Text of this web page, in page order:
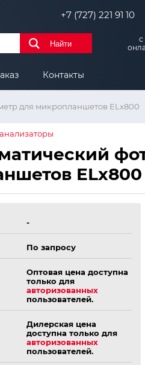
+7 (727) 221 91 10
Найти
с
Контакты
для микропланшетов ELx800
ELx800
-
По запросу
Оптовая цена доступна
только для
авторизованных
пользователей.
Дилерская цена
доступна только для
авторизованных
пользователей.